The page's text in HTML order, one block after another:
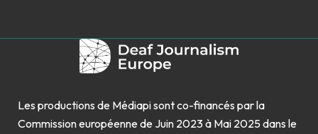
Les productions de Médiapi sont co-financés par la
Commission européenne de Juin 2023 à Mai 2025 dans le